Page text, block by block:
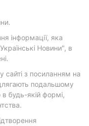
інформації, яка
Новини", в
сайті з посиланням на
подальшому
будь-якій формі,